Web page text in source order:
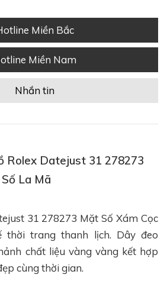
Miền Bắc
Miền Nam
Nhắn tin
Rolex Datejust 31 278273
La Mã
31 278273 Mặt Số Xám Cọc
thời trang thanh lịch. Dây đeo
chất liệu vàng vàng kết hợp
cùng thời gian.